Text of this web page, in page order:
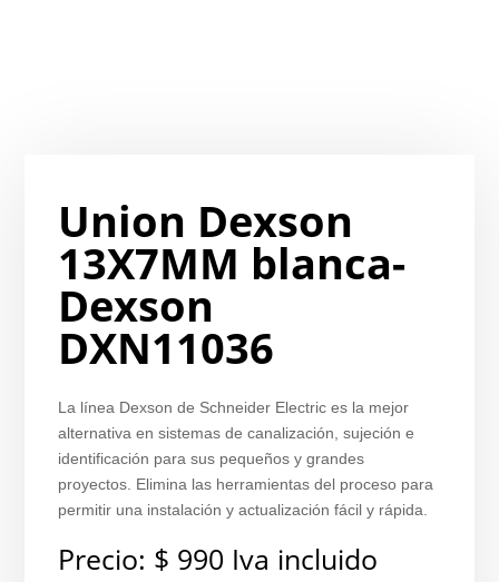
Union Dexson
13X7MM blanca-
Dexson
DXN11036
La línea Dexson de Schneider Electric es la mejor
alternativa en sistemas de canalización, sujeción e
identificación para sus pequeños y grandes
proyectos. Elimina las herramientas del proceso para
permitir una instalación y actualización fácil y rápida.
Precio: $ 990 Iva incluido